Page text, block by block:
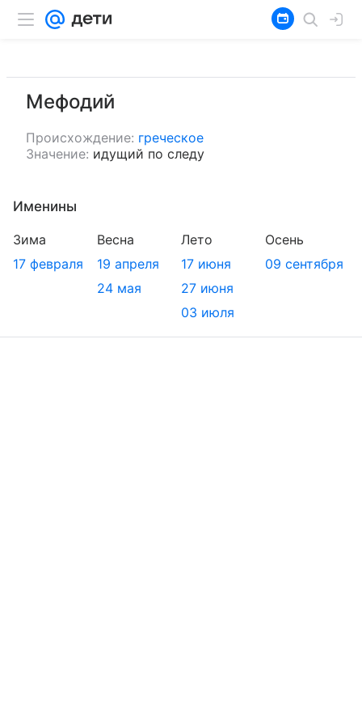
Мефодий
Происхождение: греческое
Значение: идущий по следу
Именины
Зима
17 февраля
Весна
19 апреля
24 мая
Лето
17 июня
27 июня
03 июля
Осень
09 сентября